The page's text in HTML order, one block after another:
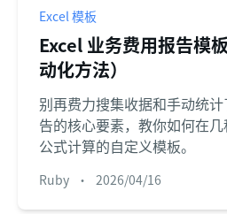
Excel 模板
Excel 业务费用报告模
动化方法）
别再费力搜集收据和手动统
告的核心要素，教你如何在
公式计算的自定义模板。
Ruby • 2026/04/16